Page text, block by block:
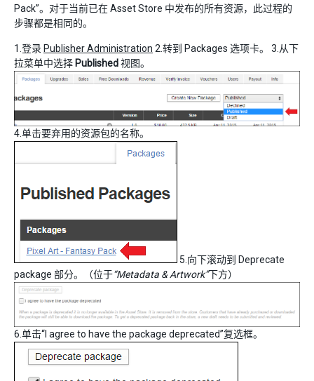
Pack”。对于当前已在 Asset Store 中发布的所有资源，此过程的
步骤都是相同的。
1.登录 Publisher Administration 2.转到 Packages 选项卡。 3.从下
拉菜单中选择 Published视图。
4.单击要弃用的资源包的名称。
5.向下滚动到 Deprecate
package 部分。（位于“Metadata & Artwork”下方）
6.单击“I agree to have the package deprecated”复选框。